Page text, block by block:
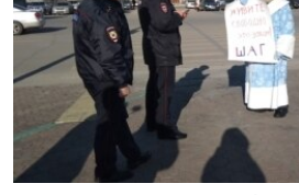
РАСПИСАНИЕ ВЕЩАНИЯ
ПОДПИШИТЕСЬ НА РАССЫЛКУ
СОЦИАЛЬНЫЕ СЕТИ